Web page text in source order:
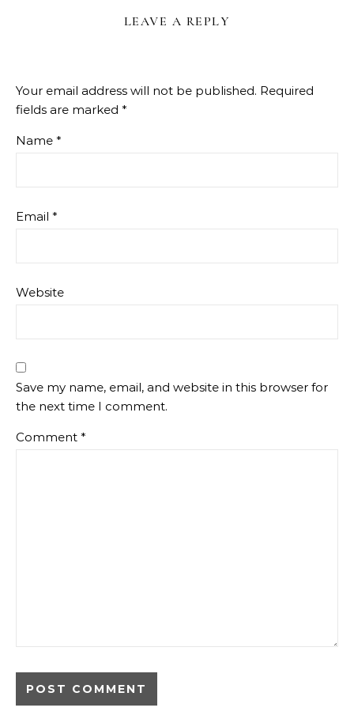
LEAVE A REPLY
Your email address will not be published. Required
fields are marked *
Name *
Email *
Website
Save my name, email, and website in this browser for
the next time I comment.
Comment *